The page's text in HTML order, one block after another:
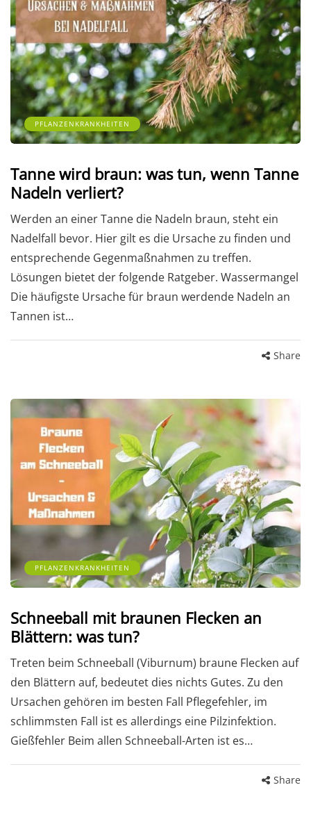
PFLANZENKRANKHEITEN
Tanne wird braun: was tun, wenn Tanne
Nadeln verliert?
Werden an einer Tanne die Nadeln braun, steht ein
Nadelfall bevor. Hier gilt es die Ursache zu finden und
entsprechende Gegenmaßnahmen zu treffen.
Lösungen bietet der folgende Ratgeber. Wassermangel
Die häufigste Ursache für braun werdende Nadeln an
Tannen ist…
Share
PFLANZENKRANKHEITEN
Schneeball mit braunen Flecken an
Blättern: was tun?
Treten beim Schneeball (Viburnum) braune Flecken auf
den Blättern auf, bedeutet dies nichts Gutes. Zu den
Ursachen gehören im besten Fall Pflegefehler, im
schlimmsten Fall ist es allerdings eine Pilzinfektion.
Gießfehler Beim allen Schneeball-Arten ist es…
Share